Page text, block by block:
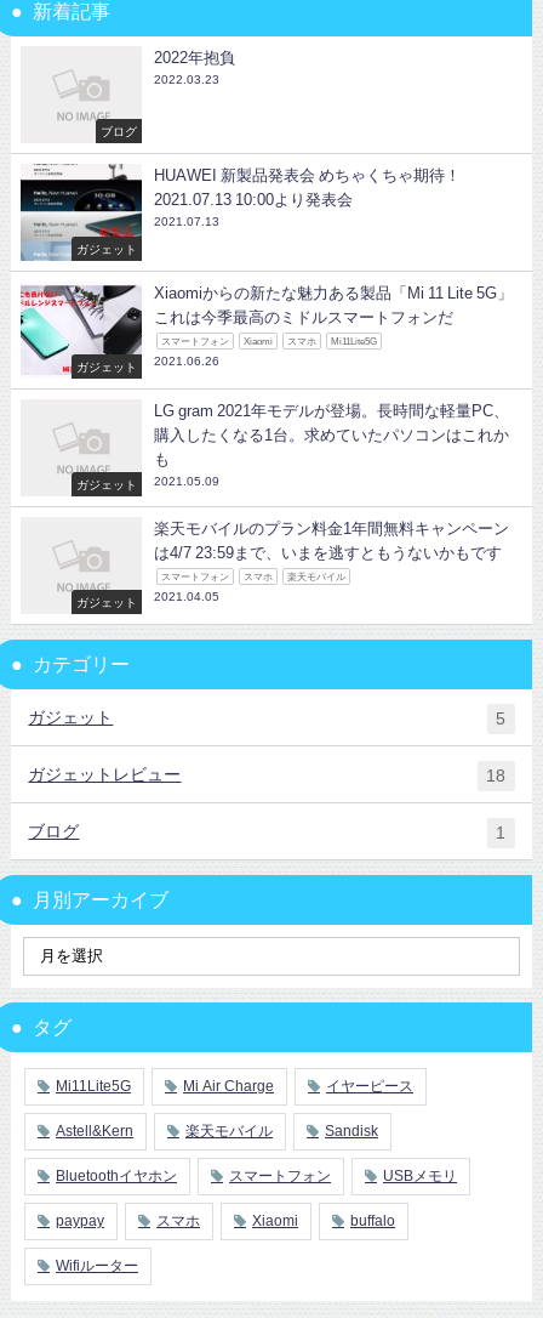
新着記事
ブログ
2022年抱負
2022.03.23
ガジェット
HUAWEI 新製品発表会 めちゃくちゃ期待！
2021.07.13 10:00より発表会
2021.07.13
ガジェット
Xiaomiからの新たな魅力ある製品「Mi 11 Lite 5G」
これは今季最高のミドルスマートフォンだ
スマートフォン Xiaomi スマホ Mi11Lite5G
2021.06.26
ガジェット
LG gram 2021年モデルが登場。長時間な軽量PC、
購入したくなる1台。求めていたパソコンはこれか
も
2021.05.09
ガジェット
楽天モバイルのプラン料金1年間無料キャンペーン
は4/7 23:59まで、いまを逃すともうないかもです
スマートフォン スマホ 楽天モバイル
2021.04.05
カテゴリー
ガジェット 5
ガジェットレビュー 18
ブログ 1
月別アーカイブ
タグ
Mi11Lite5G Mi Air Charge イヤーピース
Astell&Kern 楽天モバイル Sandisk
Bluetoothイヤホン スマートフォン USBメモリ
paypay スマホ Xiaomi buffalo
Wifiルーター